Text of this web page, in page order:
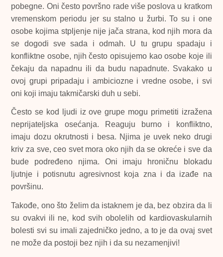
pobegne. Oni često površno rade više poslova u kratkom
vremenskom periodu jer su stalno u žurbi. To su i one
osobe kojima stpljenje nije jača strana, kod njih mora da
se dogodi sve sada i odmah. U tu grupu spadaju i
konfliktne osobe, njih često opisujemo kao osobe koje ili
čekaju da napadnu ili da budu napadnute. Svakako u
ovoj grupi pripadaju i ambiciozne i vredne osobe, i svi
oni koji imaju takmičarski duh u sebi.
Često se kod ljudi iz ove grupe mogu primetiti izražena
neprijateljska osećanja. Reaguju burno i konfliktno,
imaju dozu okrutnosti i besa. Njima je uvek neko drugi
kriv za sve, ceo svet mora oko njih da se okreće i sve da
bude podređeno njima. Oni imaju hroničnu blokadu
ljutnje i potisnutu agresivnost koja zna i da izađe na
površinu.
Takođe, ono što želim da istaknem je da, bez obzira da li
su ovakvi ili ne, kod svih obolelih od kardiovaskularnih
bolesti svi su imali zajedničko jedno, a to je da ovaj svet
ne može da postoji bez njih i da su nezamenjivi!